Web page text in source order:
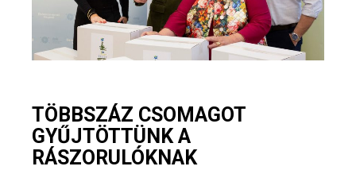
TÖBBSZÁZ CSOMAGOT
GYŰJTÖTTÜNK A
RÁSZORULÓKNAK